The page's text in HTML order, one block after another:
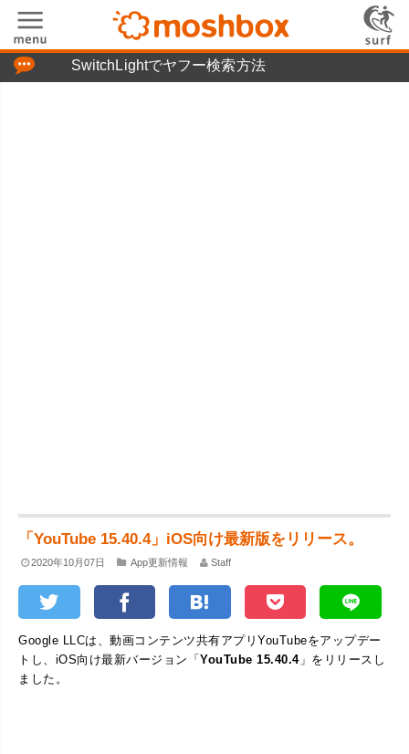
SwitchLightでヤフー検索方法
「YouTube 15.40.4」iOS向け最新版をリリース。
2020年10月07日 App更新情報 Staff
Google LLCは、動画コンテンツ共有アプリYouTubeをアップデー
トし、iOS向け最新バージョン「YouTube 15.40.4」をリリースし
ました。
「つぶやき」の使い方